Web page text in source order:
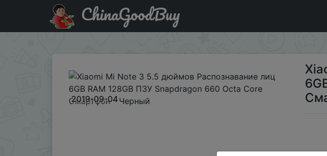
Акція на Xiaomi Mi Note 3 5.5 дюймов Распознавание лиц 6GB RAM 128GB
ChinaGoodBuy
2019-09-04